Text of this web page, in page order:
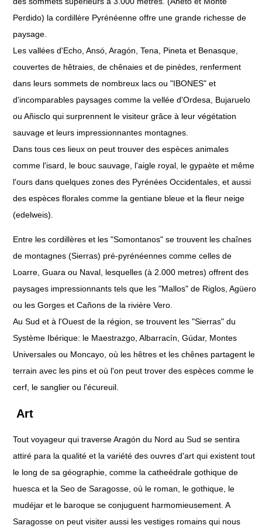
Perdido) la cordillère Pyrénéenne offre une grande richesse de
paysage.
Les vallées d'Echo, Ansó, Aragón, Tena, Pineta et Benasque,
couvertes de hêtraies, de chênaies et de pinèdes, renferment
dans leurs sommets de nombreux lacs ou "IBONES" et
d'incomparables paysages comme la vellée d'Ordesa, Bujaruelo
ou Añisclo qui surprennent le visiteur grâce à leur végétation
sauvage et leurs impressionnantes montagnes.
Dans tous ces lieux on peut trouver des espèces animales
comme l'isard, le bouc sauvage, l'aigle royal, le gypaète et même
l'ours dans quelques zones des Pyrénées Occidentales, et aussi
des espèces florales comme la gentiane bleue et la fleur neige
(edelweis).
Entre les cordillères et les "Somontanos" se trouvent les chaînes
de montagnes (Sierras) pré-pyrénéennes comme celles de
Loarre, Guara ou Naval, lesquelles (à 2.000 metres) offrent des
paysages impressionnants tels que les "Mallos" de Riglos, Agüero
ou les Gorges et Cañons de la rivière Vero.
Au Sud et à l'Ouest de la région, se trouvent les "Sierras" du
Système Ibérique: le Maestrazgo, Albarracín, Gúdar, Montes
Universales ou Moncayo, où les hêtres et les chênes partagent le
terrain avec les pins et où l'on peut trover des espèces comme le
cerf, le sanglier ou l'écureuil.
Art
Tout voyageur qui traverse Aragón du Nord au Sud se sentira
attiré para la qualité et la variété des ouvres d'art qui existent tout
le long de sa géographie, comme la catheédrale gothique de
huesca et la Seo de Saragosse, où le roman, le gothique, le
mudéjar et le baroque se conjuguent harmomieusement. A
Saragosse on peut visiter aussi les vestiges romains qui nous